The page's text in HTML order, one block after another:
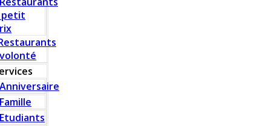
petit
Anniversaire
Famille
Etudiants